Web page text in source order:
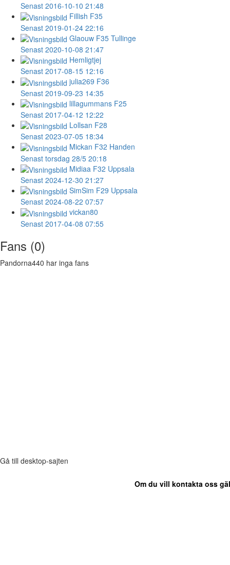
Senast 2016-10-10 21:48
Fillish F35
Senast 2019-01-24 22:16
Glaouw F35 Tullinge
Senast 2020-10-08 21:47
Hemligtjej
Senast 2017-08-15 12:16
julia269 F36
Senast 2019-09-23 14:35
lillagummans F25
Senast 2017-04-12 12:22
Lollsan F28
Senast 2023-07-05 18:34
Mickan F32 Handen
Senast torsdag 28/5 20:18
Midiaa F32 Uppsala
Senast 2024-12-30 21:27
SimSim F29 Uppsala
Senast 2024-08-22 07:57
vickan80
Senast 2017-04-08 07:55
Fans (0)
Pandorna440 har inga fans
Gå till desktop-sajten
Om du vill kontakta oss